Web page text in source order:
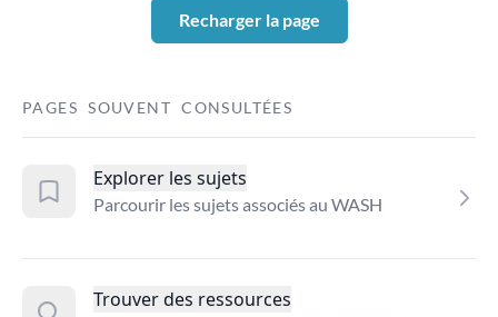
Recharger la page
PAGES SOUVENT CONSULTÉES
Explorer les sujets
Parcourir les sujets associés au WASH
Trouver des ressources